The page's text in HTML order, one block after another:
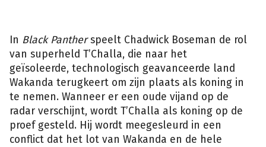
In Black Pantherspeelt Chadwick Boseman de rol
van superheld T’Challa, die naar het
geïsoleerde, technologisch geavanceerde land
Wakanda terugkeert om zijn plaats als koning in
te nemen. Wanneer er een oude vijand op de
radar verschijnt, wordt T’Challa als koning op de
proef gesteld. Hij wordt meegesleurd in een
conflict dat het lot van Wakanda en de hele